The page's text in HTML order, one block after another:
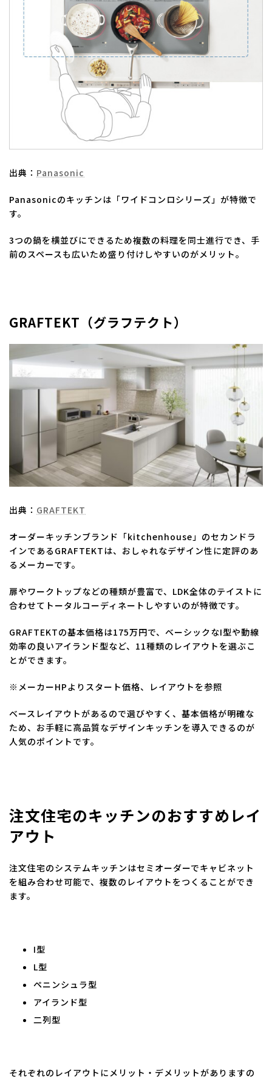
出典： Panasonic
Panasonicのキッチンは「ワイドコンロシリーズ」が特徴で
す。
3つの鍋を横並びにできるため複数の料理を同士進行でき、手
前のスペースも広いため盛り付けしやすいのがメリット。
GRAFTEKT（グラフテクト）
出典： GRAFTEKT
オーダーキッチンブランド「kitchenhouse」のセカンドラ
インであるGRAFTEKTは、おしゃれなデザイン性に定評のあ
るメーカーです。
扉やワークトップなどの種類が豊富で、LDK全体のテイストに
合わせてトータルコーディネートしやすいのが特徴です。
GRAFTEKTの基本価格は175万円で、ベーシックなI型や動線
効率の良いアイランド型など、11種類のレイアウトを選ぶこ
とができます。
※メーカーHPよりスタート価格、レイアウトを参照
ベースレイアウトがあるので選びやすく、基本価格が明確な
ため、お手軽に高品質なデザインキッチンを導入できるのが
人気のポイントです。
注文住宅のキッチンのおすすめレイ
アウト
注文住宅のシステムキッチンはセミオーダーでキャビネット
を組み合わせ可能で、複数のレイアウトをつくることができ
ます。
I型
L型
ペニンシュラ型
アイランド型
二列型
それぞれのレイアウトにメリット・デメリットがありますの